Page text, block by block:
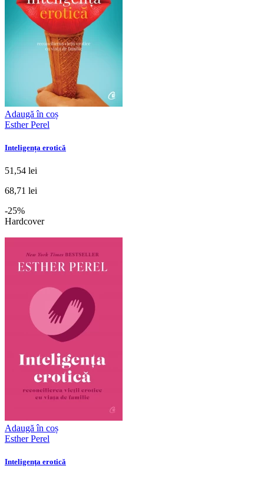
Adaugă în coș
Esther Perel
Inteligența erotică
51,54 lei
68,71 lei
-25%
Hardcover
Adaugă în coș
Esther Perel
Inteligenţa erotică